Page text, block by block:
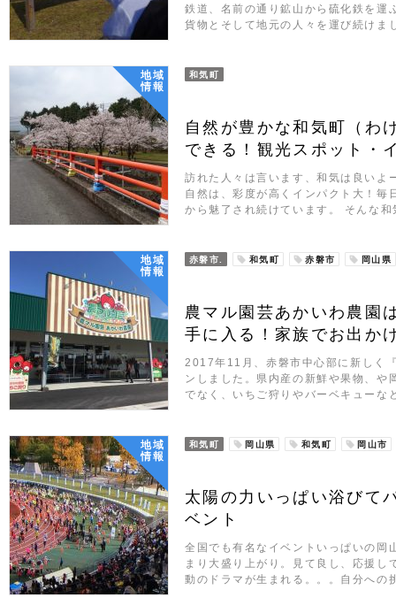
鉄道、名前の通り鉱山から硫化鉄を運
貨物とそして地元の人々を運び続け
地域
情報
和気町
自然が豊かな和気町（わ
できる！観光スポット・
訪れた人々は言います、和気は良いよ
自然は、彩度が高くインパクト大！毎
から魅了され続けています。 そんな
地域
情報
赤磐市. 和気町 赤磐市 岡山県
農マル園芸あかいわ農園
手に入る！家族でお出か
2017年11月、赤磐市中心部に新しく
ンしました。県内産の新鮮や果物、や
でなく、いちご狩りやバーベキュー
地域
情報
和気町 岡山県 和気町 岡山市
太陽の力いっぱい浴びて
ベント
全国でも有名なイベントいっぱいの岡
まり大盛り上がり。見て良し、応援
動のドラマが生まれる。。。自分へ